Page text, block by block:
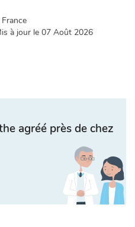
à jour le 07 Août 2026
agréé près de chez